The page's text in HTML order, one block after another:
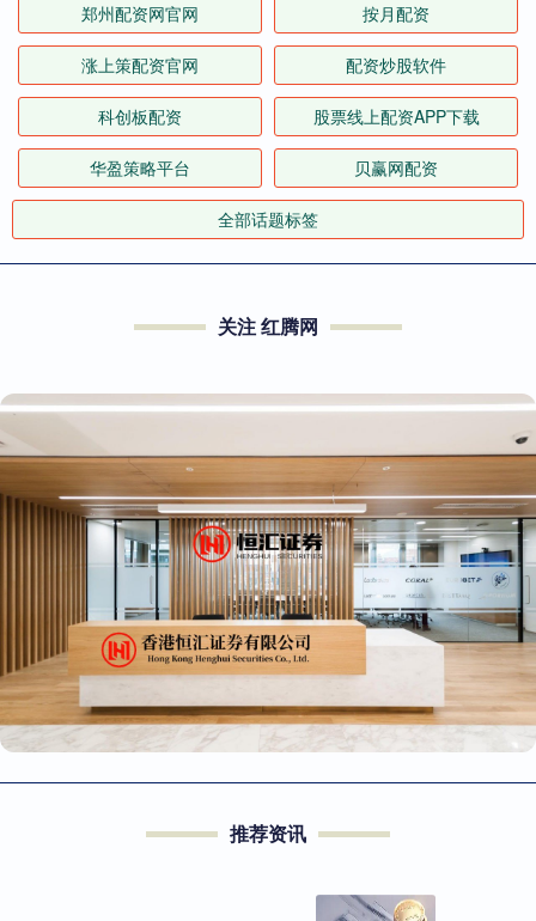
郑州配资网官网 按月配资
涨上策配资官网 配资炒股软件
科创板配资 股票线上配资APP下载
华盈策略平台 贝赢网配资
全部话题标签
关注 红腾网
推荐资讯